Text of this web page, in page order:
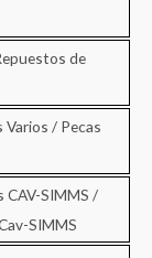
de
/ Pecas
CAV-SIMMS /
SIMMS